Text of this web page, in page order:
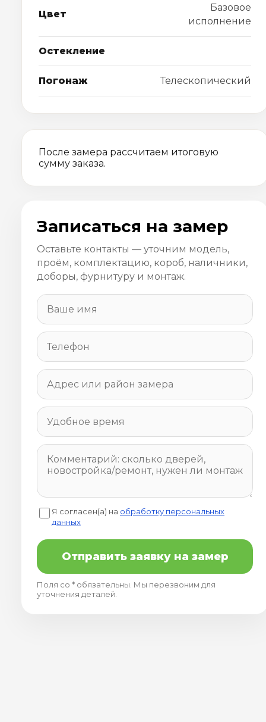
Цвет
Базовое
исполнение
Остекление
Погонаж Телескопический
После замера рассчитаем итоговую
сумму заказа.
Записаться на замер
Оставьте контакты — уточним модель,
проём, комплектацию, короб, наличники,
доборы, фурнитуру и монтаж.
Я согласен(а) на обработку персональных
данных
Отправить заявку на замер
Поля со * обязательны. Мы перезвоним для
уточнения деталей.